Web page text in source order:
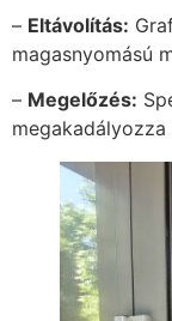
– Eltávolítás:
magasnyomású
– Megelőzés: